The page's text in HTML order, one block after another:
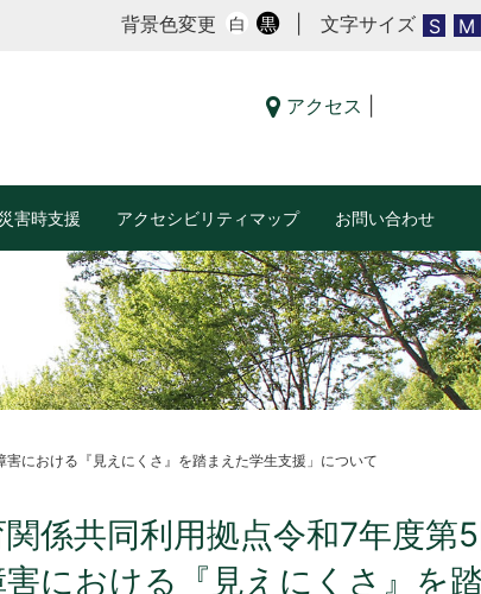
背景色変更 白 黒 | 文字サイズ S M
アクセス
災害時支援 アクセシビリティマップ お問い合わせ
における『見えにくさ』を踏まえた学生支援」について
関係共同利用拠点令和7年度第
における『見えにくさ』を